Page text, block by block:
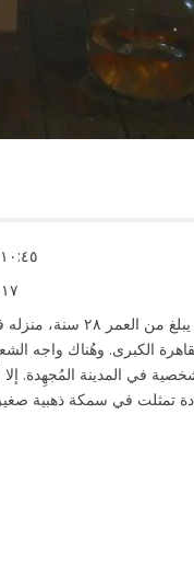
١٠:٤٥ ق
إبان ثورة ٢٠١١ في مصر، ترك يوسف، الذي يبلغ من العمر ٢٨
الكبرى. وهُناك واجه
في المدينة المُجهِدة. إلا
تمثلت في سمكة ذهبية